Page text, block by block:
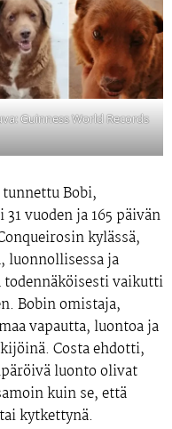
Guinness World Records
Bobi,
vuoden ja 165 päivän
kylässä,
luonnollisessa ja
todennäköisesti vaikutti
Bobin omistaja,
vapautta, luontoa ja
Costa ehdotti,
luonto olivat
kuin se, että
kytkettynä.